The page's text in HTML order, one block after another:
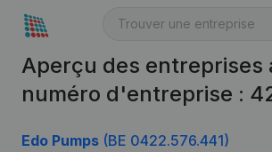
Aperçu des entreprises
numéro d'entreprise :
Edo Pumps (BE 0422.576.441)